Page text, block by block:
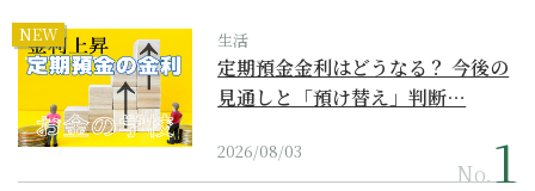
NEW 生活
定期預金金利はどうなる？ 今後の
見通しと「預け替え」判断…
2026/08/03
No.